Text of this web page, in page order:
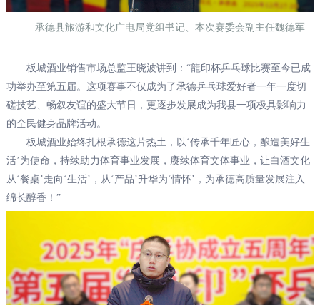
承德县旅游和文化广电局党组书记、本次赛委会副主任魏德军
板城酒业销售市场总监王晓波讲到：“龍印杯乒乓球比赛至今已成
功举办至第五届。这项赛事不仅成为了承德乒乓球爱好者一年一度切
磋技艺、畅叙友谊的盛大节日，更逐步发展成为我县一项极具影响力
的全民健身品牌活动。
板城酒业始终扎根承德这片热土，以‘传承千年匠心，酿造美好生
活’为使命，持续助力体育事业发展，赓续体育文体事业，让白酒文化
从‘餐桌’走向‘生活’，从‘产品’升华为‘情怀’，为承德高质量发展注入
绵长醇香！”